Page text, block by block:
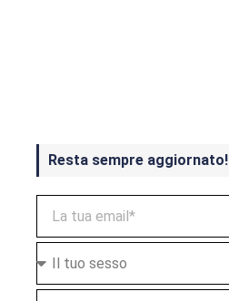
Resta sempre aggiornato!